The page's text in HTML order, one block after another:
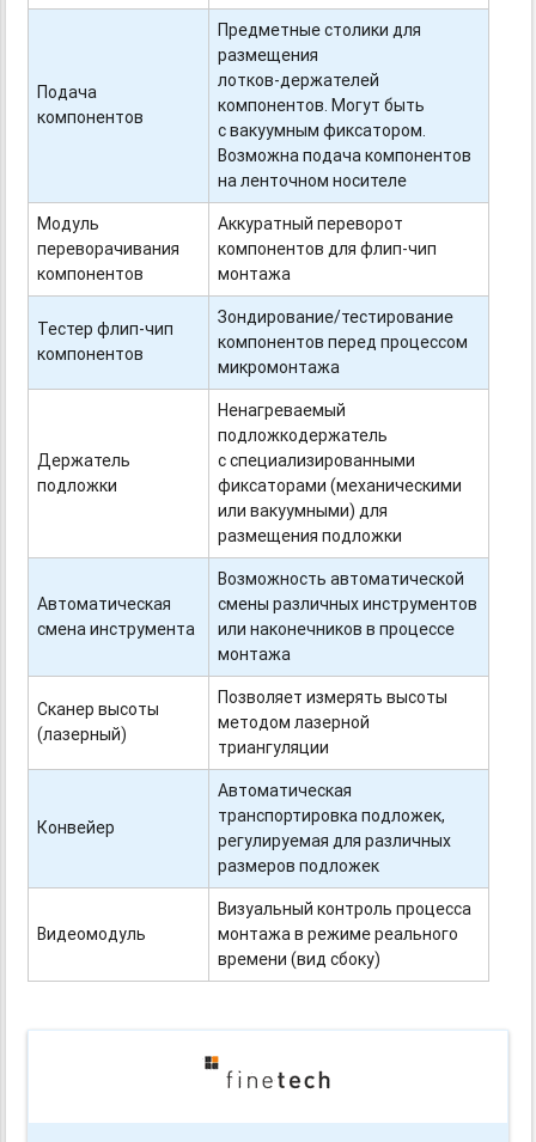
Подача
компонентов
Предметные столики для
размещения
лотков-держателей
компонентов. Могут быть
с вакуумным фиксатором.
Возможна подача компонентов
на ленточном носителе
Модуль
переворачивания
компонентов
Аккуратный переворот
компонентов дляфлип-чип
монтажа
Тестерфлип-чип
компонентов
Зондирование/тестирование
компонентов перед процессом
микромонтажа
Держатель
подложки
Ненагреваемый
подложкодержатель
с специализированными
фиксаторами (механическими
или вакуумными) для
размещения подложки
Автоматическая
смена инструмента
Возможность автоматической
смены различных инструментов
или наконечников в процессе
монтажа
Сканер высоты
(лазерный)
Позволяет измерять высоты
методом лазерной
триангуляции
Конвейер
Автоматическая
транспортировка подложек,
регулируемая для различных
размеров подложек
Видеомодуль
Визуальный контроль процесса
монтажа в режиме реального
времени (вид сбоку)